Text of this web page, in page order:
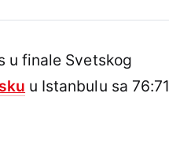
u finale Svetskog
u Istanbulu sa 76:71